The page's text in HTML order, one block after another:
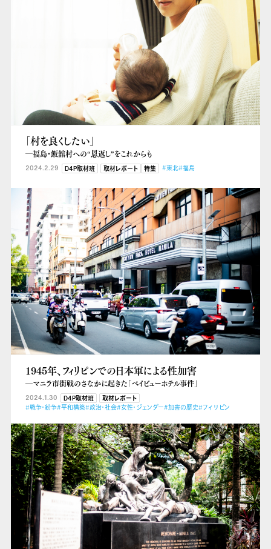
「村を良くしたい」
―福島・飯舘村への“恩返し”をこれからも
2024.2.29 D4P取材班 取材レポート 特集 #東北#福島
1945年、フィリピンでの日本軍による性加害
―マニラ市街戦のさなかに起きた「ベイビューホテル事件」
2024.1.30 D4P取材班
取材レポート
#戦争・紛争#平和構築#政治・社会#女性・ジェンダー#加害の歴史#フィリピン